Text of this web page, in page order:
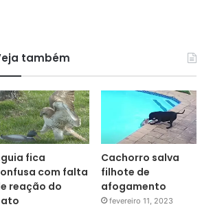
também
fica
com falta
reação do
Cachorro salva
filhote de
afogamento
fevereiro 11, 2023